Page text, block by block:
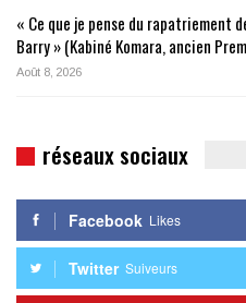
« Ce que je pense du rapatriement
Barry » (Kabiné Komara, ancien
Août 8, 2026
réseaux sociaux
Facebook Likes
Twitter Suiveurs